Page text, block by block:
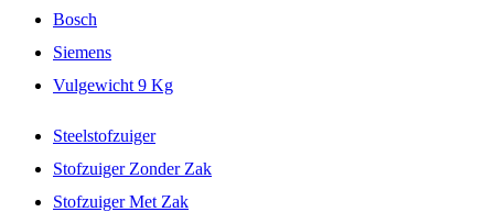
Bosch
Siemens
Vulgewicht 9 Kg
Steelstofzuiger
Stofzuiger Zonder Zak
Stofzuiger Met Zak